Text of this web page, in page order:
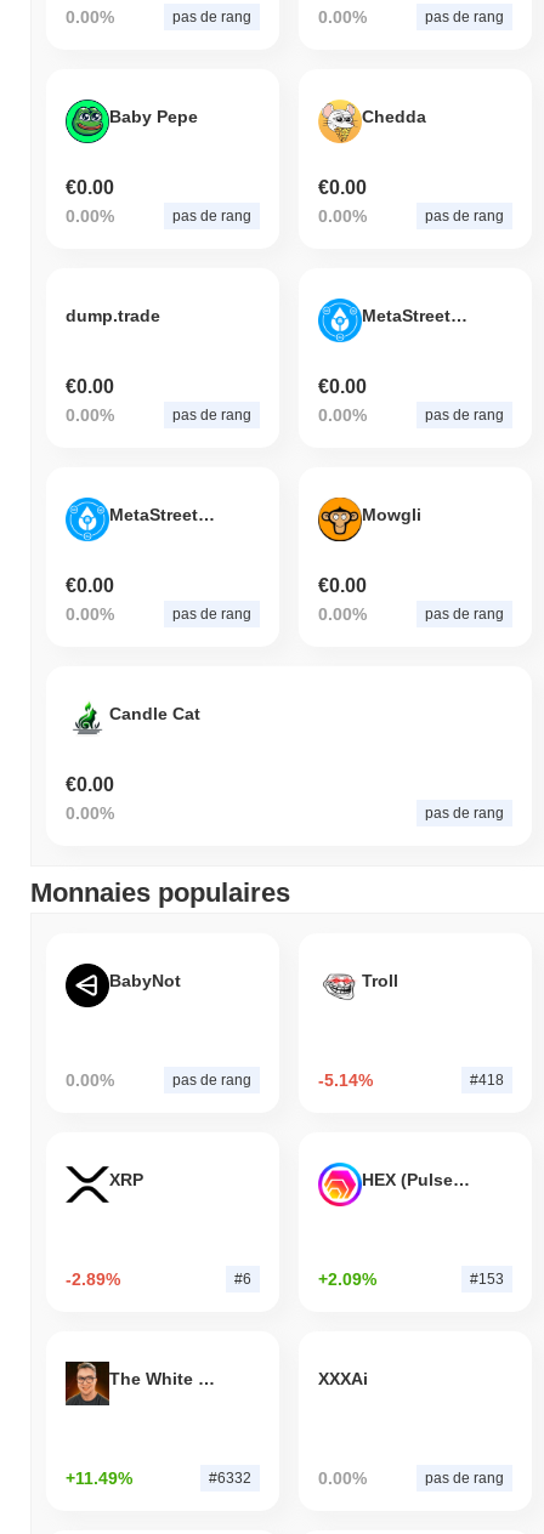
0.00% pas de rang 0.00% pas de rang
Baby Pepe
€0.00
0.00% pas de rang
Chedda
€0.00
0.00% pas de rang
dump.trade
€0.00
0.00% pas de rang
MetaStreet V2 Deposit: WPUNKS-wstETH:20
€0.00
0.00% pas de rang
MetaStreet V2 Deposit: WPUNKS-wstETH:40
€0.00
0.00% pas de rang
Mowgli
€0.00
0.00% pas de rang
Candle Cat
€0.00
0.00% pas de rang
Monnaies populaires
BabyNot
0.00% pas de rang
Troll
-5.14% #418
XRP
-2.89% #6
HEX (Pulsechain)
+2.09% #153
The White Bull
+11.49% #6332
XXXAi
0.00% pas de rang